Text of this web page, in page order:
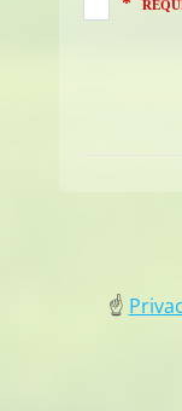
☝